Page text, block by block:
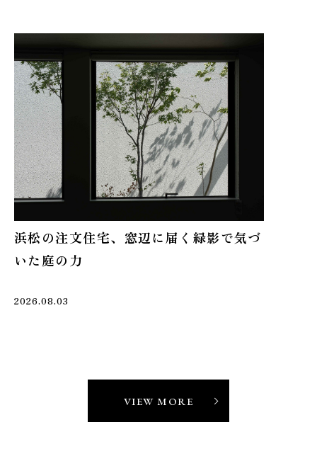
浜松の注文住宅、窓辺に届く緑影で気づ
いた庭の力
2026.08.03
VIEW MORE